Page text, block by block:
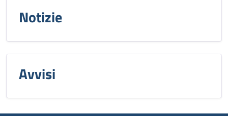
Notizie
Avvisi